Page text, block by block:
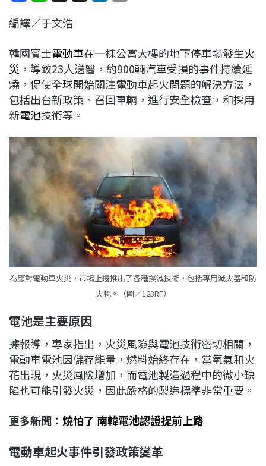
c
b
o
o
k
n
a
d
s
e
d
I
n
L
i
n
k
編譯／于文浩
韓國賓士電動車在一棟公寓大樓的地下停車場發生火
災 ，導致23人送醫，約900輛汽車受損的事件持續延
燒，促使全球開始關注電動車起火問題的解決方法，
包括出台新政策、召回車輛，進行安全檢查，和採用
新電池技術等。
為應對電動車火災，市場上還推出了各種撲滅技術，包括專用滅火器和防
火毯。（圖／123RF）
電池是主要原因
據報導，專家指出，火災風險與電池技術密切相關，
電動車電池因儲存能量，燃料始終存在，當氧氣和火
花出現，火災風險增加，而電池製造過程中的微小缺
陷也可能引發火災，因此嚴格的製造標準非常重要。
更多新聞： 燒怕了 南韓電池認證提前上路
電動車起火事件引發政策變革